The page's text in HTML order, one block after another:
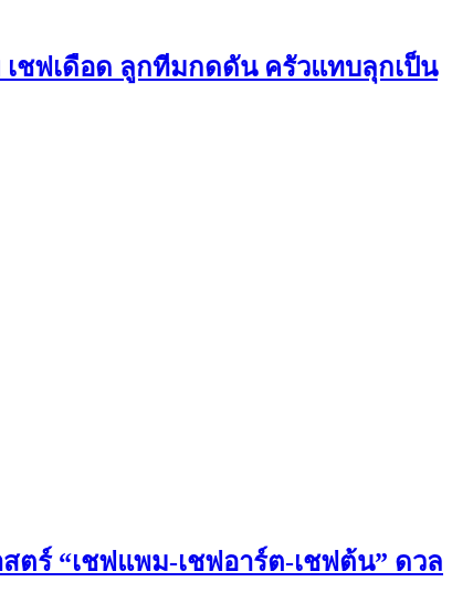
เชฟเดือด ลูกทีมกดดัน ครัวแทบลุกเป็น
สตร์ “เชฟแพม-เชฟอาร์ต-เชฟต้น” ดวล